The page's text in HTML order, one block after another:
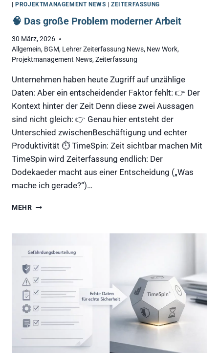
|PROJEKTMANAGEMENT NEWS |ZEITERFASSUNG
🧠 Das große Problem moderner Arbeit
30 März, 2026
Allgemein, BGM, Lehrer Zeiterfassung News, New Work,
Projektmanagement News,Zeiterfassung
Unternehmen haben heute Zugriff auf unzählige
Daten: Aber ein entscheidender Faktor fehlt: 👉 Der
Kontext hinter der Zeit Denn diese zwei Aussagen
sind nicht gleich: 👉 Genau hier entsteht der
Unterschied zwischenBeschäftigung und echter
Produktivität ⏱️ TimeSpin: Zeit sichtbar machen Mit
TimeSpin wird Zeiterfassung endlich: Der
Dodekaeder macht aus einer Entscheidung („Was
mache ich gerade?“)…
MEHR🧠
ROBLEM M
RBEIT